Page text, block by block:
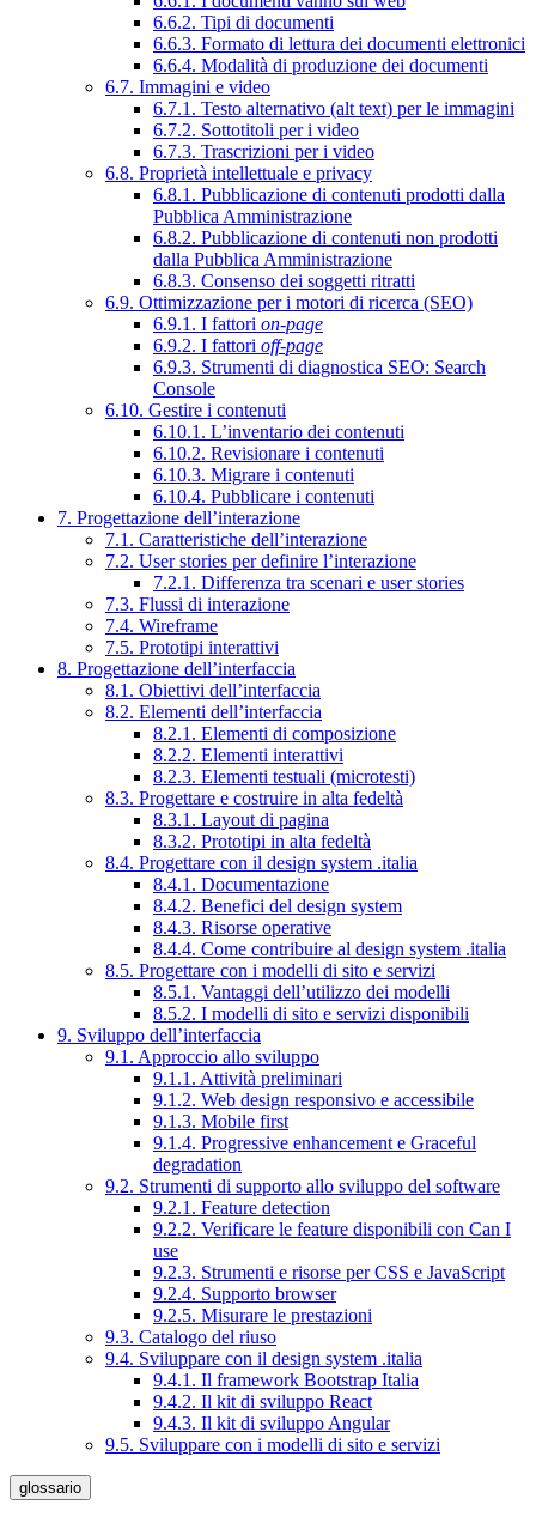
6.6.2. Tipi di documenti
6.6.3. Formato di lettura dei documenti elettronici
6.6.4. Modalità di produzione dei documenti
6.7. Immagini e video
6.7.1. Testo alternativo (alt text) per le immagini
6.7.2. Sottotitoli per i video
6.7.3. Trascrizioni per i video
6.8. Proprietà intellettuale e privacy
6.8.1. Pubblicazione di contenuti prodotti dalla
Pubblica Amministrazione
6.8.2. Pubblicazione di contenuti non prodotti
dalla Pubblica Amministrazione
6.8.3. Consenso dei soggetti ritratti
6.9. Ottimizzazione per i motori di ricerca (SEO)
6.9.1. I fattori on-page
6.9.2. I fattori off-page
6.9.3. Strumenti di diagnostica SEO: Search
Console
6.10. Gestire i contenuti
6.10.1. L’inventario dei contenuti
6.10.2. Revisionare i contenuti
6.10.3. Migrare i contenuti
6.10.4. Pubblicare i contenuti
7. Progettazione dell’interazione
7.1. Caratteristiche dell’interazione
7.2. User stories per definire l’interazione
7.2.1. Differenza tra scenari e user stories
7.3. Flussi di interazione
7.4. Wireframe
7.5. Prototipi interattivi
8. Progettazione dell’interfaccia
8.1. Obiettivi dell’interfaccia
8.2. Elementi dell’interfaccia
8.2.1. Elementi di composizione
8.2.2. Elementi interattivi
8.2.3. Elementi testuali (microtesti)
8.3. Progettare e costruire in alta fedeltà
8.3.1. Layout di pagina
8.3.2. Prototipi in alta fedeltà
8.4. Progettare con il design system .italia
8.4.1. Documentazione
8.4.2. Benefici del design system
8.4.3. Risorse operative
8.4.4. Come contribuire al design system .italia
8.5. Progettare con i modelli di sito e servizi
8.5.1. Vantaggi dell’utilizzo dei modelli
8.5.2. I modelli di sito e servizi disponibili
9. Sviluppo dell’interfaccia
9.1. Approccio allo sviluppo
9.1.1. Attività preliminari
9.1.2. Web design responsivo e accessibile
9.1.3. Mobile first
9.1.4. Progressive enhancement e Graceful
degradation
9.2. Strumenti di supporto allo sviluppo del software
9.2.1. Feature detection
9.2.2. Verificare le feature disponibili con Can I
use
9.2.3. Strumenti e risorse per CSS e JavaScript
9.2.4. Supporto browser
9.2.5. Misurare le prestazioni
9.3. Catalogo del riuso
9.4. Sviluppare con il design system .italia
9.4.1. Il framework Bootstrap Italia
9.4.2. Il kit di sviluppo React
9.4.3. Il kit di sviluppo Angular
9.5. Sviluppare con i modelli di sito e servizi
glossario